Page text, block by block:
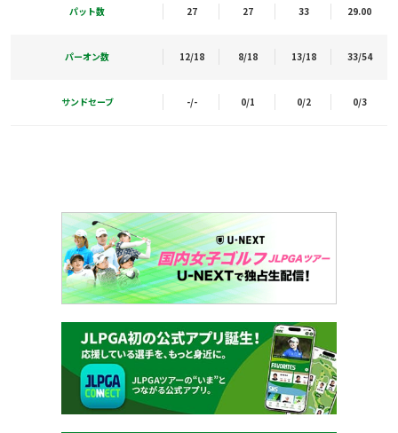
パット数 27 27 33 29.00
パーオン数 12/18 8/18 13/18 33/54
サンドセーブ -/- 0/1 0/2 0/3